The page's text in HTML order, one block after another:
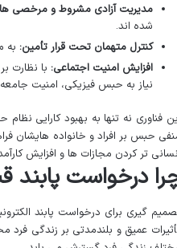
مدیریت آزادی مشروط و مرخصی
شده اند.
کنترل متهمان تحت قرار تأمین: به
افزایش امنیت اجتماعی: با نظارت
نیاز به حبس فیزیکی، امنیت
فناوری نه تنها به بهبود کارایی
حبس بر افراد و خانواده هایشان
تر کردن مجازات ها و افزایش
درخواست پابند
گیری برای درخواست پابند
عمیق و بلندمدتی بر زندگی فرد